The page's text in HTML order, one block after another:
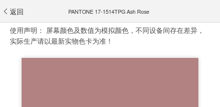
返回 PANTONE 17-1514TPG Ash Rose
使用声明： 屏幕颜色及数值为模拟颜色，不同设备间存在差异，
实际生产请以最新实物色卡为准！